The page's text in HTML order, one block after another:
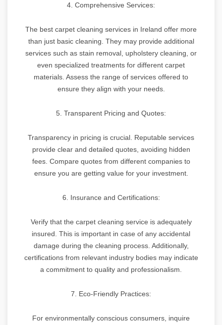
4. Comprehensive Services:
The best carpet cleaning services in Ireland offer more
than just basic cleaning. They may provide additional
services such as stain removal, upholstery cleaning, or
even specialized treatments for different carpet
materials. Assess the range of services offered to
ensure they align with your needs.
5. Transparent Pricing and Quotes:
Transparency in pricing is crucial. Reputable services
provide clear and detailed quotes, avoiding hidden
fees. Compare quotes from different companies to
ensure you are getting value for your investment.
6. Insurance and Certifications:
Verify that the carpet cleaning service is adequately
insured. This is important in case of any accidental
damage during the cleaning process. Additionally,
certifications from relevant industry bodies may indicate
a commitment to quality and professionalism.
7. Eco-Friendly Practices:
For environmentally conscious consumers, inquire